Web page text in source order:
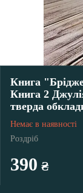
Книга
Книга 2
тверда
Немає в наявності
Роздріб
390 ₴